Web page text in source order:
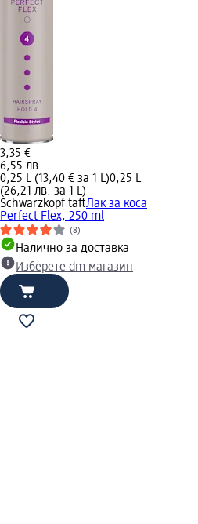
3,35 €
6,55 лв.
0,25 L (13,40 € за 1 L)0,25 L
(26,21 лв. за 1 L)
Schwarzkopf taftЛак за коса
Perfect Flex, 250 ml
(8)
Налично за доставка
Изберете dm магазин